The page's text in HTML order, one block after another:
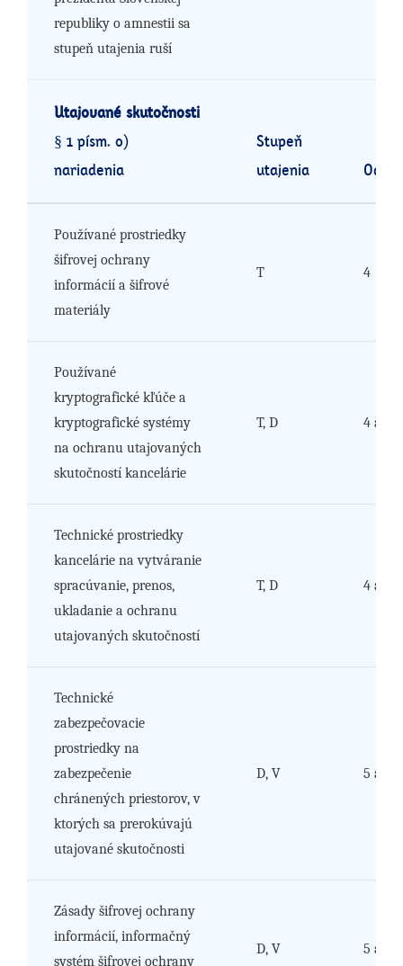
republiky o amnestii sa
stupeň utajenia ruší
Utajované skutočnosti
§ 1 písm. o)
nariadenia
Stupeň
utajenia
Používané prostriedky
šifrovej ochrany
informácií a šifrové
materiály
T 4
Používané
kryptografické kľúče a
kryptografické systémy
na ochranu utajovaných
skutočností kancelárie
T, D 4 a 5
Technické prostriedky
kancelárie na vytváranie
spracúvanie, prenos,
ukladanie a ochranu
utajovaných skutočností
T, D 4 a 5
Technické
zabezpečovacie
prostriedky na
zabezpečenie
chránených priestorov, v
ktorých sa prerokúvajú
utajované skutočnosti
D, V 5 a 6
Zásady šifrovej ochrany
informácií, informačný
systém šifrovej ochrany
D, V 5 a 6